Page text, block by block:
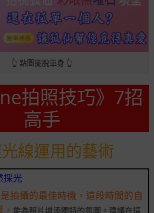
👆 點圖擺脫單身 👆
拍照技巧》7招
高手
線運用的藝術
採光
拍攝的最佳時機，這段時間的自
能為照片增添獨特的氛圍。建議在這